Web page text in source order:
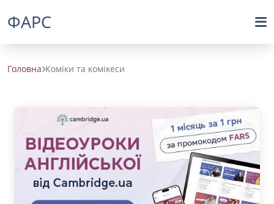
ФАРС
Головна Коміки та комікеси